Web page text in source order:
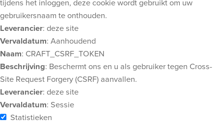
tijdens het inloggen, deze cookie wordt gebruikt om uw
gebruikersnaam te onthouden.
Leverancier: deze site
Vervaldatum: Aanhoudend
Naam: CRAFT_CSRF_TOKEN
Beschrijving: Beschermt ons en u als gebruiker tegen Cross-
Site Request Forgery (CSRF) aanvallen.
Leverancier: deze site
Vervaldatum: Sessie
Statistieken